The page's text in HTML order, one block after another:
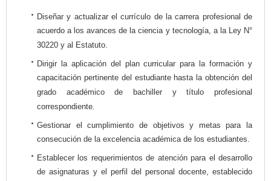
Diseñar y actualizar el currículo de la carrera profesional de
acuerdo a los avances de la ciencia y tecnología, a la Ley N°
30220 y al Estatuto.
Dirigir la aplicación del plan curricular para la formación y
capacitación pertinente del estudiante hasta la obtención del
grado académico de bachiller y título profesional
correspondiente.
Gestionar el cumplimiento de objetivos y metas para la
consecución de la excelencia académica de los estudiantes.
Establecer los requerimientos de atención para el desarrollo
de asignaturas y el perfil del personal docente, establecido